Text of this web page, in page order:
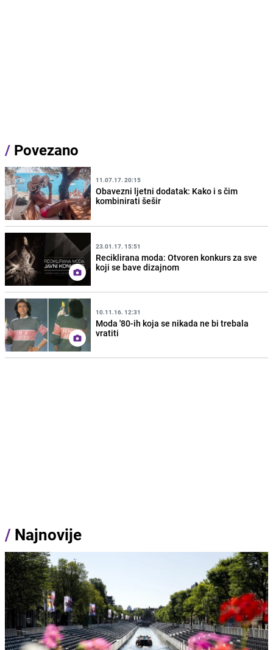
/ Povezano
11.07.17. 20:15
Obavezni ljetni dodatak: Kako i s čim
kombinirati šešir
23.01.17. 15:51
Reciklirana moda: Otvoren konkurs za sve
koji se bave dizajnom
10.11.16. 12:31
Moda '80-ih koja se nikada ne bi trebala
vratiti
/ Najnovije